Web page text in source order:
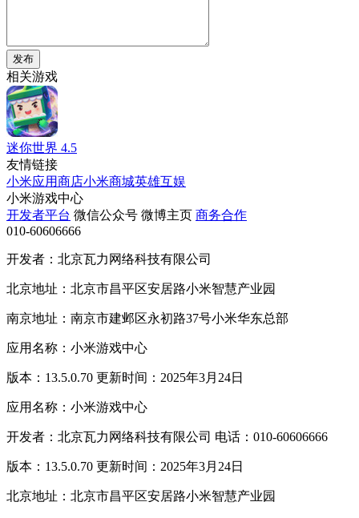
发布
相关游戏
迷你世界 4.5
友情链接
小米应用商店小米商城英雄互娱
小米游戏中心
开发者平台 微信公众号 微博主页 商务合作
010-60606666
开发者：北京瓦力网络科技有限公司
北京地址：北京市昌平区安居路小米智慧产业园
南京地址：南京市建邺区永初路37号小米华东总部
应用名称：小米游戏中心
版本：13.5.0.70 更新时间：2025年3月24日
应用名称：小米游戏中心
开发者：北京瓦力网络科技有限公司 电话：010-60606666
版本：13.5.0.70 更新时间：2025年3月24日
北京地址：北京市昌平区安居路小米智慧产业园